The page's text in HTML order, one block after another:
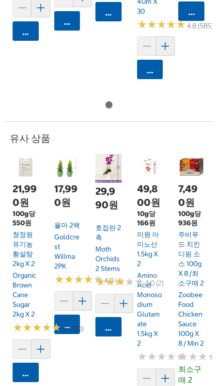
카트에 담기
카트에 담기
카트에 담기
30
★★★★★
★★★★★4.8 (585)
카트에 담기
카트에
유사 상품
21,99
0원
100g당
550원
청정원
유기농
황설탕
2kg X 2
Organic
Brown
Cane
Sugar
2kg X 2
★★★★★
★★★★★ 4.7 (30)
카트에 담기
17,99
0원
율마 2팩
Goldcre
St
Willma
2PK
★★★★★
★★★★★4.0 (4)
카트에 담기
29,9
90원
호접란 2
촉
Moth
Orchids
2 Stems
★★★★★
★★★★★3.0 (2)
카트에 담기
49,8
00원
10g당
166원
미원 아
미노산
1.5kg X
2
Amino
Acid
Monoso
Dium
Glutam
Ate
1.5kg X
2
★★★★★
★★★★★
7,49
0원
100g당
936원
주비푸
드 치킨
디핑 소
스 100g
X 8 /최
소구매 2
Zoobee
Food
Chicken
Sauce
100g X
8 / Min 2
★★★
★★★
최소구
매 2